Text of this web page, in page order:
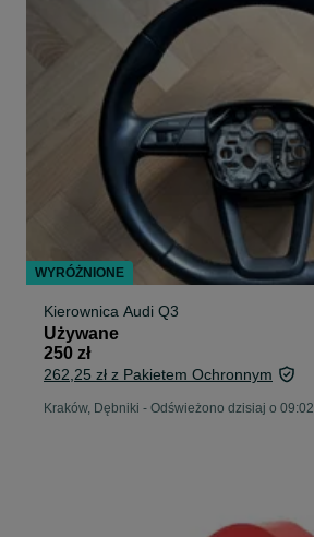
Kierownica Audi Q3
Używane
250 zł
262,25 zł z Pakietem Ochronnym
Kraków, Dębniki - Odświeżono dzisiaj o 09:02
WYRÓŻNIONE